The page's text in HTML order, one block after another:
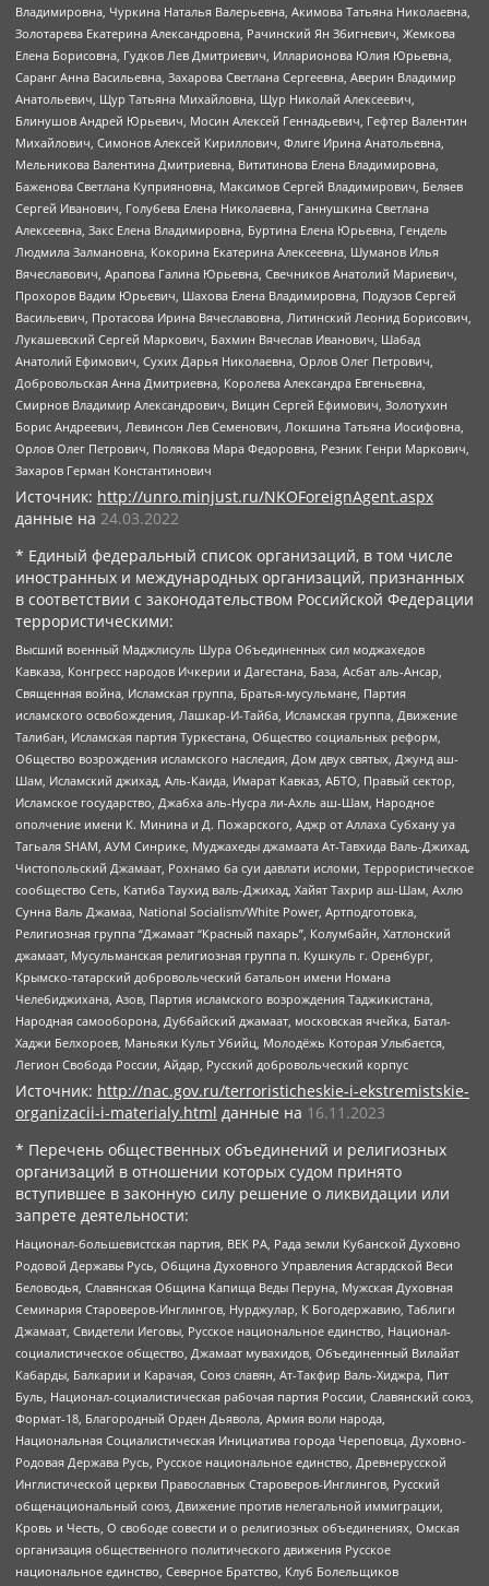
Владимировна, Чуркина Наталья Валерьевна, Акимова Татьяна Николаевна,
Золотарева Екатерина Александровна, Рачинский Ян Збигневич, Жемкова
Елена Борисовна, Гудков Лев Дмитриевич, Илларионова Юлия Юрьевна,
Саранг Анна Васильевна, Захарова Светлана Сергеевна, Аверин Владимир
Анатольевич, Щур Татьяна Михайловна, Щур Николай Алексеевич,
Блинушов Андрей Юрьевич, Мосин Алексей Геннадьевич, Гефтер Валентин
Михайлович, Симонов Алексей Кириллович, Флиге Ирина Анатольевна,
Мельникова Валентина Дмитриевна, Вититинова Елена Владимировна,
Баженова Светлана Куприяновна, Максимов Сергей Владимирович, Беляев
Сергей Иванович, Голубева Елена Николаевна, Ганнушкина Светлана
Алексеевна, Закс Елена Владимировна, Буртина Елена Юрьевна, Гендель
Людмила Залмановна, Кокорина Екатерина Алексеевна, Шуманов Илья
Вячеславович, Арапова Галина Юрьевна, Свечников Анатолий Мариевич,
Прохоров Вадим Юрьевич, Шахова Елена Владимировна, Подузов Сергей
Васильевич, Протасова Ирина Вячеславовна, Литинский Леонид Борисович,
Лукашевский Сергей Маркович, Бахмин Вячеслав Иванович, Шабад
Анатолий Ефимович, Сухих Дарья Николаевна, Орлов Олег Петрович,
Добровольская Анна Дмитриевна, Королева Александра Евгеньевна,
Смирнов Владимир Александрович, Вицин Сергей Ефимович, Золотухин
Борис Андреевич, Левинсон Лев Семенович, Локшина Татьяна Иосифовна,
Орлов Олег Петрович, Полякова Мара Федоровна, Резник Генри Маркович,
Захаров Герман Константинович
Источник: http://unro.minjust.ru/NKOForeignAgent.aspx
данные на 24.03.2022
* Единый федеральный список организаций, в том числе
иностранных и международных организаций, признанных
в соответствии с законодательством Российской Федерации
террористическими:
Высший военный Маджлисуль Шура Объединенных сил моджахедов
Кавказа, Конгресс народов Ичкерии и Дагестана, База, Асбат аль-Ансар,
Священная война, Исламская группа, Братья-мусульмане, Партия
исламского освобождения, Лашкар-И-Тайба, Исламская группа, Движение
Талибан, Исламская партия Туркестана, Общество социальных реформ,
Общество возрождения исламского наследия, Дом двух святых, Джунд аш-
Шам, Исламский джихад, Аль-Каида, Имарат Кавказ, АБТО, Правый сектор,
Исламское государство, Джабха аль-Нусра ли-Ахль аш-Шам, Народное
ополчение имени К. Минина и Д. Пожарского, Аджр от Аллаха Субхану уа
Тагьаля SHAM, АУМ Синрике, Муджахеды джамаата Ат-Тавхида Валь-Джихад,
Чистопольский Джамаат, Рохнамо ба суи давлати исломи, Террористическое
сообщество Сеть, Катиба Таухид валь-Джихад, Хайят Тахрир аш-Шам, Ахлю
Сунна Валь Джамаа, National Socialism/White Power, Артподготовка,
Религиозная группа “Джамаат “Красный пахарь”, Колумбайн, Хатлонский
джамаат, Мусульманская религиозная группа п. Кушкуль г. Оренбург,
Крымско-татарский добровольческий батальон имени Номана
Челебиджихана, Азов, Партия исламского возрождения Таджикистана,
Народная самооборона, Дуббайский джамаат, московская ячейка, Батал-
Хаджи Белхороев, Маньяки Культ Убийц, Молодёжь Которая Улыбается,
Легион Свобода России, Айдар, Русский добровольческий корпус
Источник: http://nac.gov.ru/terroristicheskie-i-ekstremistskie-
organizacii-i-materialy.html данные на 16.11.2023
* Перечень общественных объединений и религиозных
организаций в отношении которых судом принято
вступившее в законную силу решение о ликвидации или
запрете деятельности:
Национал-большевистская партия, ВЕК РА, Рада земли Кубанской Духовно
Родовой Державы Русь, Община Духовного Управления Асгардской Веси
Беловодья, Славянская Община Капища Веды Перуна, Мужская Духовная
Семинария Староверов-Инглингов, Нурджулар, К Богодержавию, Таблиги
Джамаат, Свидетели Иеговы, Русское национальное единство, Национал-
социалистическое общество, Джамаат мувахидов, Объединенный Вилайат
Кабарды, Балкарии и Карачая, Союз славян, Ат-Такфир Валь-Хиджра, Пит
Буль, Национал-социалистическая рабочая партия России, Славянский союз,
Формат-18, Благородный Орден Дьявола, Армия воли народа,
Национальная Социалистическая Инициатива города Череповца, Духовно-
Родовая Держава Русь, Русское национальное единство, Древнерусской
Инглистической церкви Православных Староверов-Инглингов, Русский
общенациональный союз, Движение против нелегальной иммиграции,
Кровь и Честь, О свободе совести и о религиозных объединениях, Омская
организация общественного политического движения Русское
национальное единство, Северное Братство, Клуб Болельщиков